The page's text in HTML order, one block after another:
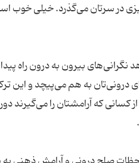
در سرتان می‌گذرد. خیلی خوب
بیرون به درون راه
درونی‌تان به هم می‌پیچد و این
کسانی که آرامشتان را می‌گیرند